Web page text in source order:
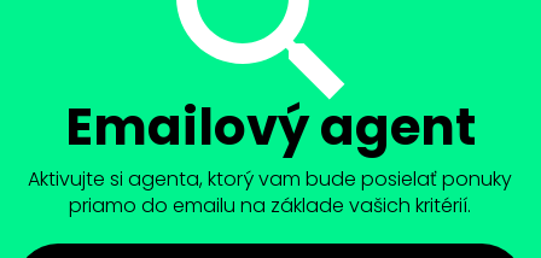
Emailový agent
Aktivujte si agenta, ktorý vam bude posielať ponuky
priamo do emailu na základe vašich kritérií.